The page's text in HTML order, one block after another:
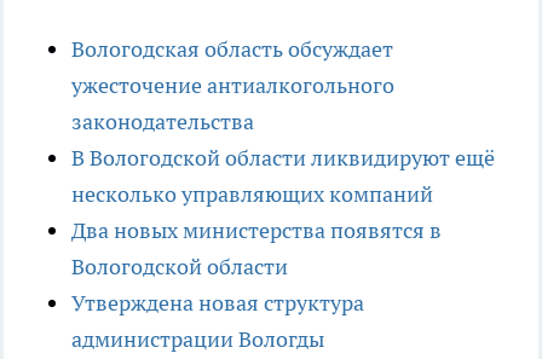
Вологодская область обсуждает
ужесточение антиалкогольного
законодательства
В Вологодской области ликвидируют ещё
несколько управляющих компаний
Два новых министерства появятся в
Вологодской области
Утверждена новая структура
администрации Вологды